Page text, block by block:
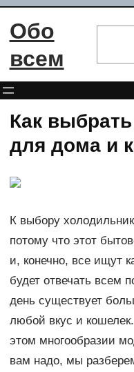
Перейти
Обо
всем
Как
для дома и
К выбору
потому что этот
и, конечно, все ищут
будет отвечать всем
день существует
любой вкус и
этом многообразии
вам надо, мы